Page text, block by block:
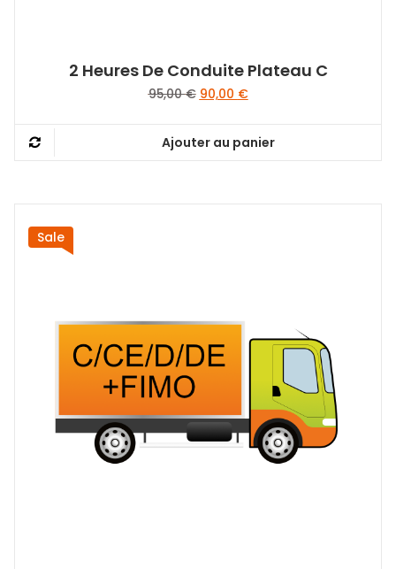
2 Heures De Conduite Plateau C
95,00€ Le
était :
90,00 €Le
est :
Ajouter au panier
Sale